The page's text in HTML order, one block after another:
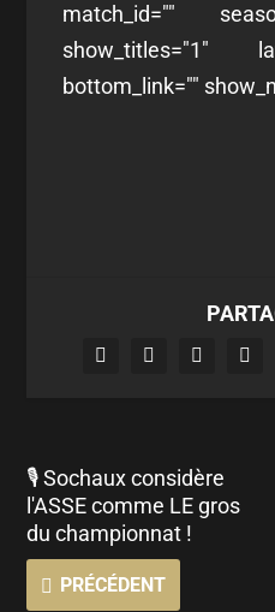
match_id=""
show_titles="1"
bottom_link=""
🎙 Sochaux considère
l'ASSE comme LE gros
du championnat !
PRÉCÉDENT